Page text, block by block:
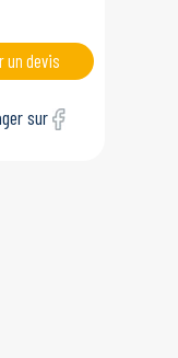
un devis
sur